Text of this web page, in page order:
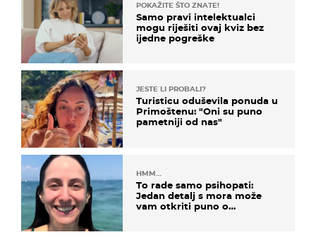
POKAŽITE ŠTO ZNATE!
Samo pravi intelektualci
mogu riješiti ovaj kviz bez
ijedne pogreške
JESTE LI PROBALI?
Turisticu oduševila ponuda u
Primoštenu: "Oni su puno
pametniji od nas"
HMM…
To rade samo psihopati:
Jedan detalj s mora može
vam otkriti puno o